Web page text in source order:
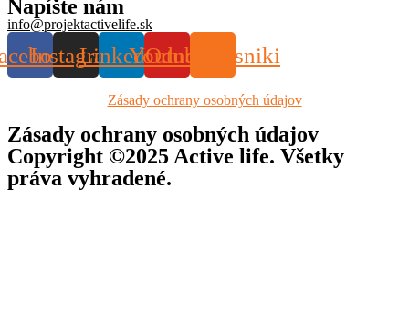
Napíšte nám
info@projektactivelife.sk
InstagramLinkedin
Youtube
Odnoklassniki
Zásady ochrany osobných údajov
Zásady ochrany osobných údajov
Copyright ©2025 Active life. Všetky
práva vyhradené.